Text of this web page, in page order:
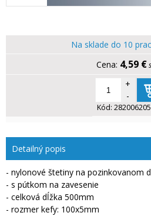
Na sklade do 10
4,59 €
+
-
Kód:
Detailný popis
- nylonové štetiny na pozinkovanom
- s pútkom na zavesenie
- celková dĺžka 500mm
- rozmer kefy: 100x5mm